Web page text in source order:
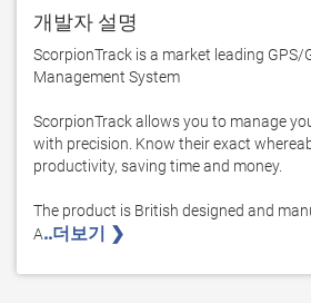
개발자 설명
ScorpionTrack is a market leading GPS/
Management System
ScorpionTrack allows you to manage
with precision. Know their exact
productivity, saving time and money.
The product is British designed and
A..더보기 ❯